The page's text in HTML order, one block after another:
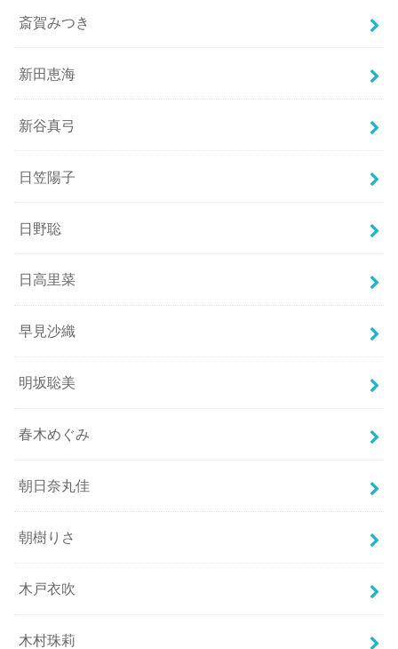
斎賀みつき
新田恵海
新谷真弓
日笠陽子
日野聡
日高里菜
早見沙織
明坂聡美
春木めぐみ
朝日奈丸佳
朝樹りさ
木戸衣吹
木村珠莉